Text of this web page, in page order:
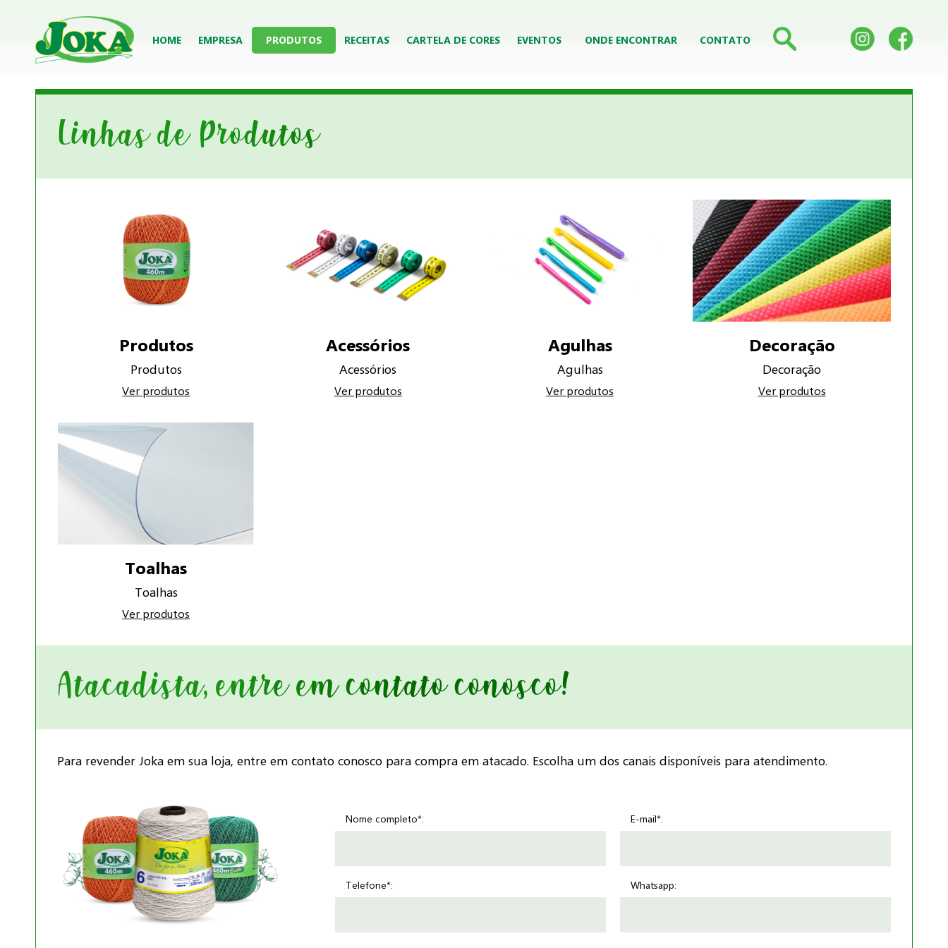
HOME EMPRESA PRODUTOS RECEITAS CARTELA DE CORES EVENTOS ONDE ENCONTRAR CONTATO
Linhas de Produtos
Produtos
Produtos
Ver produtos
Acessórios
Acessórios
Ver produtos
Agulhas
Agulhas
Ver produtos
Decoração
Decoração
Ver produtos
Toalhas
Toalhas
Ver produtos
Atacadista, entre em contato conosco!
Para revender Joka em sua loja, entre em contato conosco para compra em atacado. Escolha um dos canais disponíveis para atendimento.
Nome completo*: E-mail*:
Telefone*: Whatsapp: